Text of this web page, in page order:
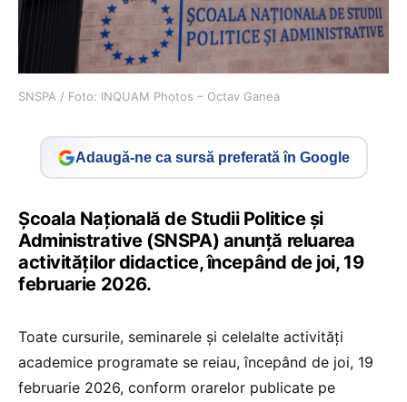
SNSPA / Foto: INQUAM Photos – Octav Ganea
Adaugă-ne ca sursă preferată în Google
Școala Națională de Studii Politice și
Administrative (SNSPA) anunță reluarea
activităților didactice, începând de joi, 19
februarie 2026.
Toate cursurile, seminarele și celelalte activități
academice programate se reiau, începând de joi, 19
februarie 2026, conform orarelor publicate pe